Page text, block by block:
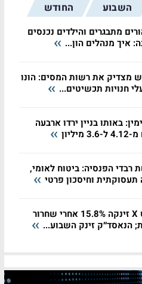
השבוע החודש
מתבגרים והילדים נכנסים
איך מנהלים הון...
מצדיק את רשות המסים: הונו
חנויות תכשיטים...
באותו בניין ירדו ארבעה
מיליון
רבדי הפנסיה: ביטוח לאומי,
תעסוקתית וחיסכון פרטי
ספייס X זינקה 15.8% אחרי שחרור
הנאסד״ק זינק השבוע...